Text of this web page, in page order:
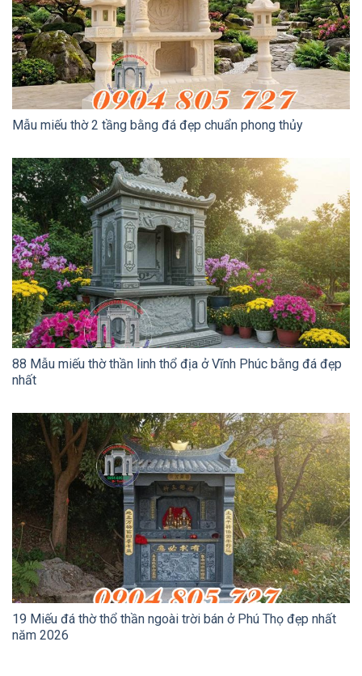
Mẫu miếu thờ 2 tầng bằng đá đẹp chuẩn phong thủy
88 Mẫu miếu thờ thần linh thổ địa ở Vĩnh Phúc bằng đá đẹp
nhất
19 Miếu đá thờ thổ thần ngoài trời bán ở Phú Thọ đẹp nhất
năm 2026